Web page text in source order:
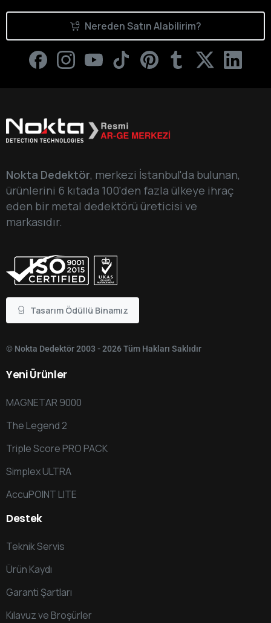
Nereden Satın Alabilirim?
Nokta Dedektör, merkezi İstanbul'da bulunan,
ürünlerini 6 kıtada 100'den fazla ülkeye ihraç
eden bir metal dedektörü üreticisi ve
markasıdır.
Tasarım Ödüllü Binamız
© Nokta Dedektör 2003 - 2026 Tüm Hakları Saklıdır
YeniÜrünler
MAGNETAR 9000
The Legend 2
Triple Score PRO PACK
Simplex ULTRA
AccuPOINT LITE
Destek
Teknik Servis
Ürün Kaydı
Garanti Şartları
Kılavuz ve Broşürler